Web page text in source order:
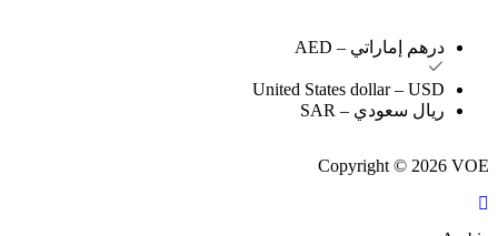
درهم إماراتي – AED
United States dollar – USD
ريال سعودي – SAR
Copyright © 2026 VOE